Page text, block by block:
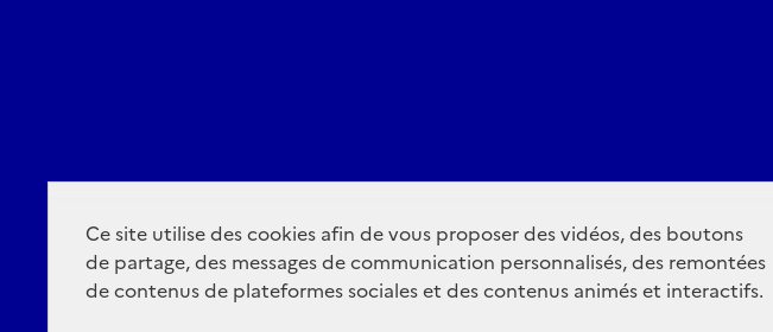
Ce site utilise des cookies afin de vous proposer des vidéos, des boutons
de partage, des messages de communication personnalisés, des remontées
de contenus de plateformes sociales et des contenus animés et interactifs.